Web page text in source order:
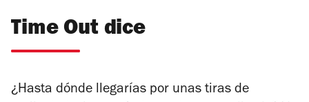
Time Out dice
¿Hasta dónde llegarías por unas tiras de